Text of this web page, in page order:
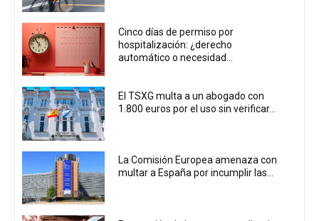
Cinco días de permiso por
hospitalización: ¿derecho
automático o necesidad...
El TSXG multa a un abogado con
1.800 euros por el uso sin verificar...
La Comisión Europea amenaza con
multar a España por incumplir las...